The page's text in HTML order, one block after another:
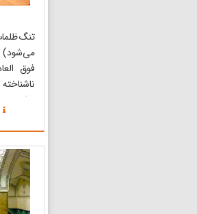
تنگ
می‌شود)
فوق
این
منطقه
از آن
محیط